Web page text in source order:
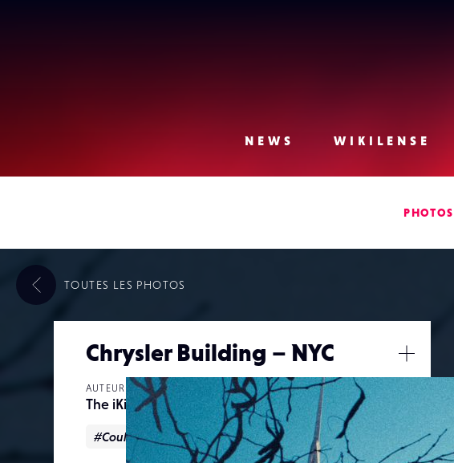
NEWS
WIKILENSE
PHOTOS
Chrysler Building – NYC
AUTEUR
The iKid
#Couleur #Urbain #Voyage
/
TOUTES LES PHOTOS